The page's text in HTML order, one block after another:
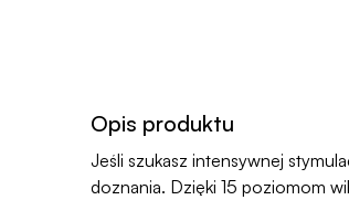
Opis produktu
Jeśli szukasz intensywnej
doznania. Dzięki 15 poziomom